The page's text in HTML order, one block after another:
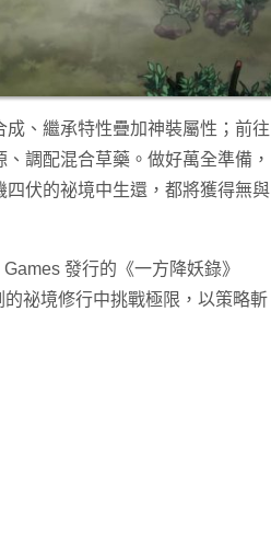
、繼承特性疊加神裝屬性；前往
調配混合草藥。做好萬全準備，
伏的祕境中生還，都將獲得無與
發行的《一方降妖錄》
祕境修行中挑戰極限，以策略斬